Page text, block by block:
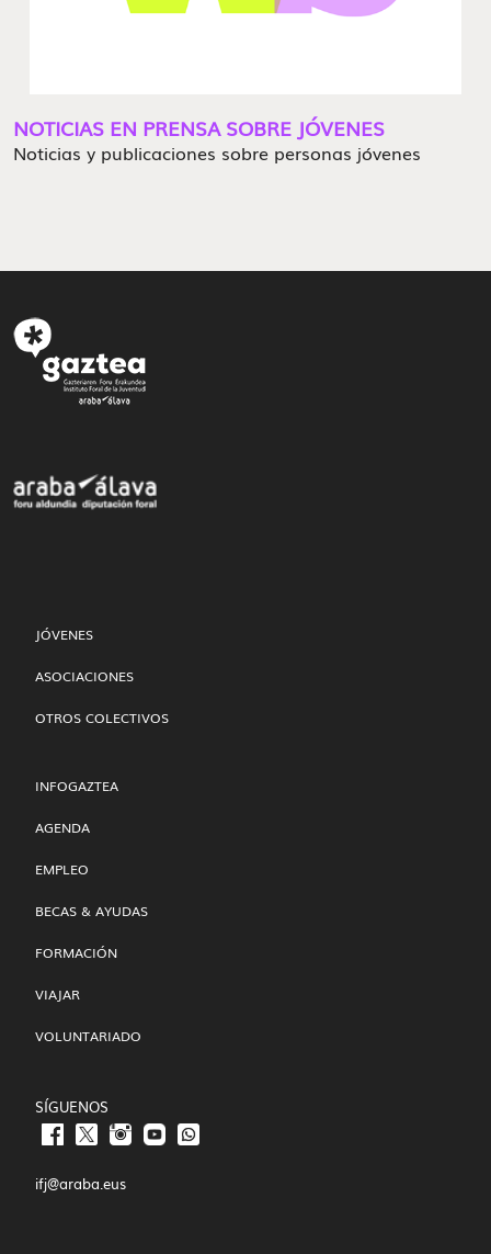
NOTICIAS EN PRENSA SOBRE JÓVENES
Noticias y publicaciones sobre personas jóvenes
JÓVENES
ASOCIACIONES
OTROS COLECTIVOS
INFOGAZTEA
AGENDA
EMPLEO
BECAS & AYUDAS
FORMACIÓN
VIAJAR
VOLUNTARIADO
SÍGUENOS
ifj@araba.eus